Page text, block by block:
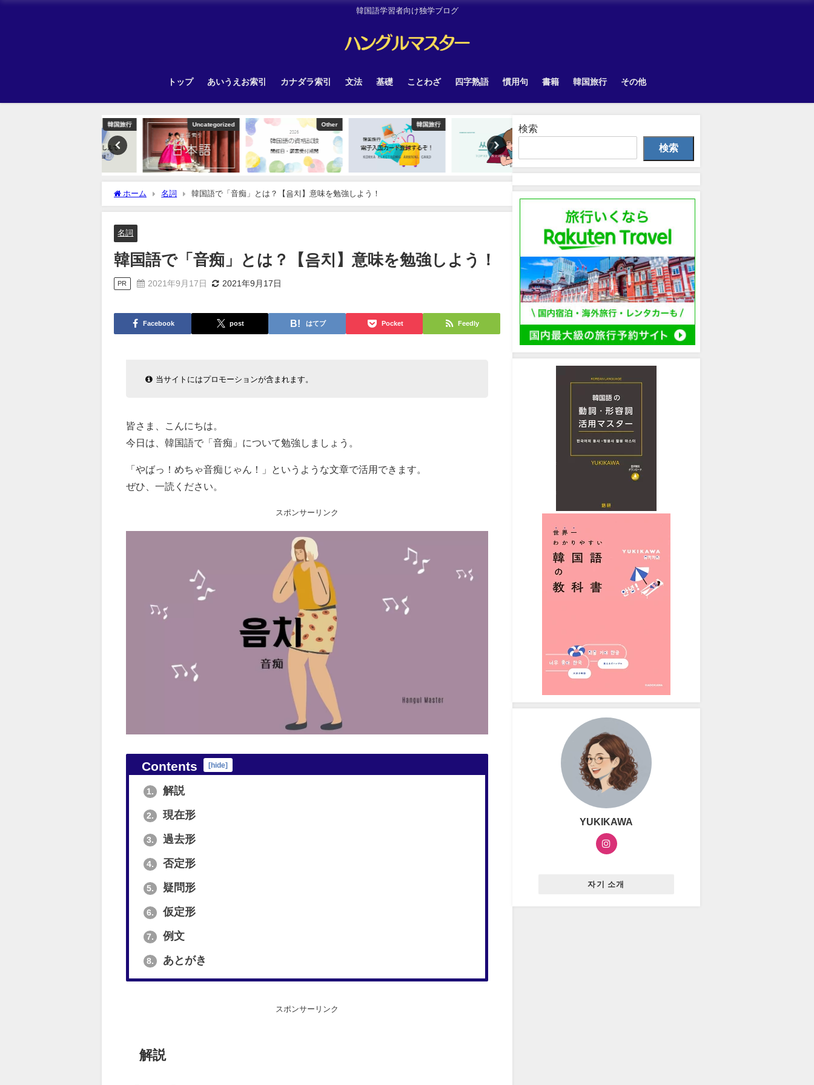
韓国語学習者向け独学ブログ
トップ あいうえお索引 カナダラ索引 文法 基礎 ことわざ 四字熟語 慣用句 書籍 韓国旅行 その他
Uncategorized Other 韓国旅行
ホーム 名詞 韓国語で「音痴」とは？【음치】意味を勉強しよう！
名詞
韓国語で「音痴」とは？【음치】意味を勉強しよう！
PR 2021年9月17日 2021年9月17日
Facebook post はてブ Pocket Feedly
当サイトにはプロモーションが含まれます。
皆さま、こんにちは。
今日は、韓国語で「音痴」について勉強しましょう。
「やばっ！めちゃ音痴じゃん！」というような文章で活用できます。
ぜひ、一読ください。
スポンサーリンク
Contents [hide]
1. 解説
2. 現在形
3. 過去形
4. 否定形
5. 疑問形
6. 仮定形
7. 例文
8. あとがき
スポンサーリンク
解説
検索
検索
YUKIKAWA
자기 소개